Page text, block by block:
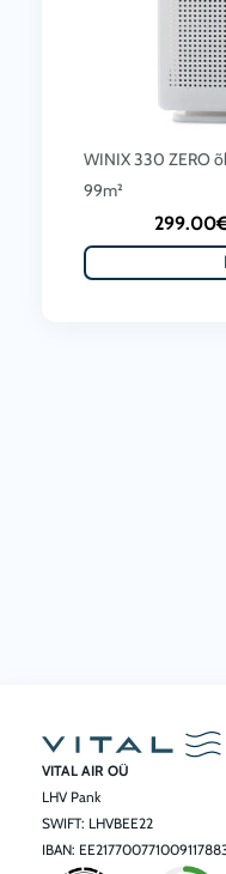
WINIX 330 ZERO
99m²
299.00
VITAL AIR OÜ
LHV Pank
SWIFT: LHVBEE22
IBAN: